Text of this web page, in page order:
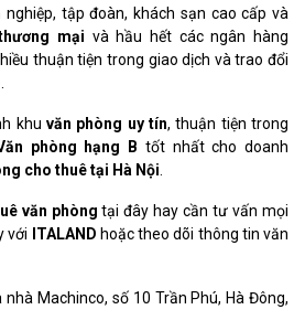
tập đoàn, khách sạn cao cấp và
mại và hầu hết các ngân hàng
thuận tiện trong giao dịch và trao đổi
khu văn phòng uy tín, thuận tiện trong
phòng hạng B tốt nhất cho doanh
cho thuê tại Hà Nội
văn phòngtại đây hay cần tư vấn mọi
với
ITALAND hoặc theo dõi thông tin văn
nhà Machinco, số 10 Trần Phú, Hà Đông,